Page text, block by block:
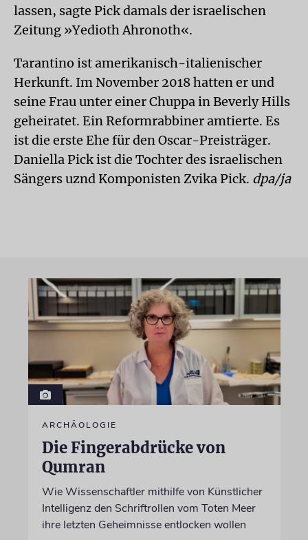
lassen, sagte Pick damals der israelischen
Zeitung »Yedioth Ahronoth«.
Tarantino ist amerikanisch-italienischer
Herkunft. Im November 2018 hatten er und
seine Frau unter einer Chuppa in Beverly Hills
geheiratet. Ein Reformrabbiner amtierte. Es
ist die erste Ehe für den Oscar-Preisträger.
Daniella Pick ist die Tochter des israelischen
Sängers uznd Komponisten Zvika Pick. dpa/ja
ARCHÄOLOGIE
Die Fingerabdrücke von
Qumran
Wie Wissenschaftler mithilfe von Künstlicher
Intelligenz den Schriftrollen vom Toten Meer
ihre letzten Geheimnisse entlocken wollen